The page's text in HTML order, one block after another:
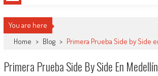
You are here
Home > Blog > Primera Prueba Side by Side
Primera Prueba Side By Side En Medellín